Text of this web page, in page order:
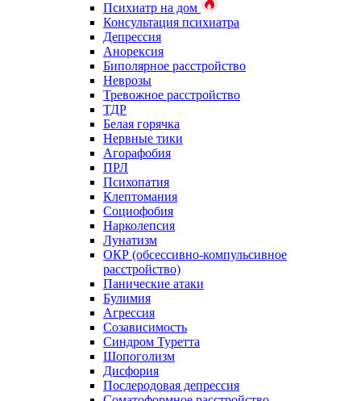
Психиатр на дом
Консультация психиатра
Депрессия
Анорексия
Биполярное расстройство
Неврозы
Тревожное расстройство
ТДР
Белая горячка
Нервные тики
Агорафобия
ПРЛ
Психопатия
Клептомания
Социофобия
Нарколепсия
Лунатизм
ОКР (обсессивно-компульсивное
расстройство)
Панические атаки
Булимия
Агрессия
Созависимость
Синдром Туретта
Шопоголизм
Дисфория
Послеродовая депрессия